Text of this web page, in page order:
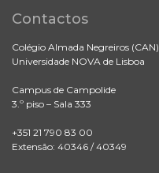
Contactos
Colégio Almada Negreiros (CAN)
Universidade NOVA de Lisboa
Campus de Campolide
3.º piso – Sala 333
+351 21 790 83 00
Extensão: 40346 / 40349